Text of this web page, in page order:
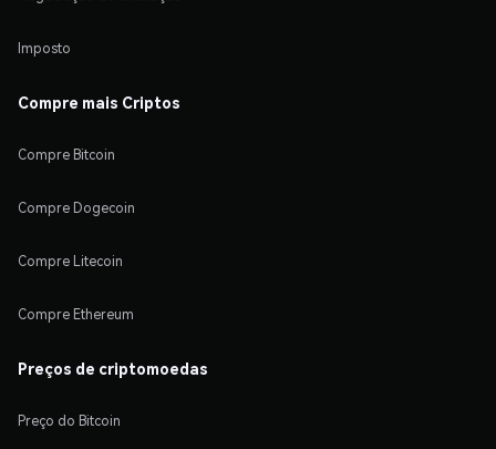
Imposto
Compre mais Criptos
Compre Bitcoin
Compre Dogecoin
Compre Litecoin
Compre Ethereum
Preços de criptomoedas
Preço do Bitcoin